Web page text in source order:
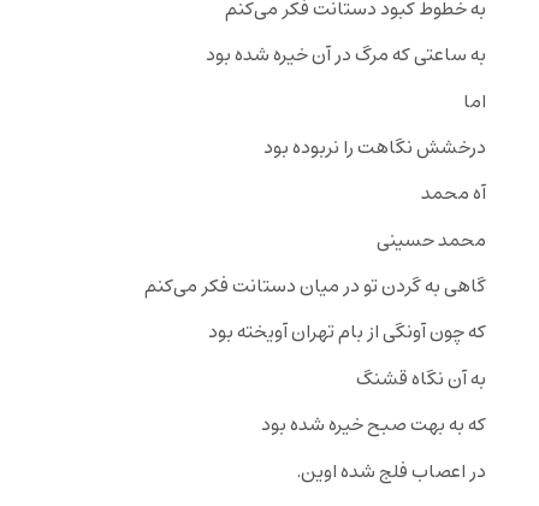
به خطوط کبود دستانت فکر می‌کنم
به ساعتی که مرگ در آن خیره شده بود
اما
درخشش نگاهت را نربوده بود
آه محمد
محمد حسینی
گاهی به گردن تو در میان دستانت فکر می‌کنم
که چون آونگی از بام تهران آویخته بود
به آن نگاه قشنگ
که به بهت صبح خیره شده بود
در اعصاب فلج شده اوین.